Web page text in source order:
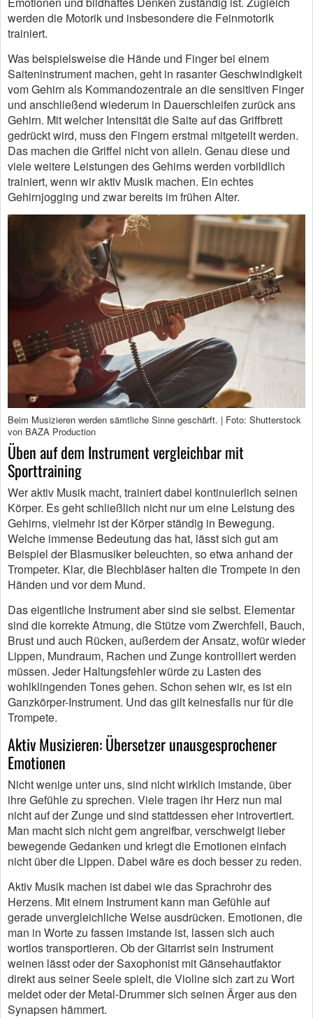
werden die Motorik und insbesondere die Feinmotorik
trainiert.
Was beispielsweise die Hände und Finger bei einem
Saiteninstrument machen, geht in rasanter Geschwindigkeit
vom Gehirn als Kommandozentrale an die sensitiven Finger
und anschließend wiederum in Dauerschleifen zurück ans
Gehirn. Mit welcher Intensität die Saite auf das Griffbrett
gedrückt wird, muss den Fingern erstmal mitgeteilt werden.
Das machen die Griffel nicht von allein. Genau diese und
viele weitere Leistungen des Gehirns werden vorbildlich
trainiert, wenn wir aktiv Musik machen. Ein echtes
Gehirnjogging und zwar bereits im frühen Alter.
Beim Musizieren werden sämtliche Sinne geschärft. | Foto: Shutterstock
von BAZA Production
Üben auf dem Instrument vergleichbar mit
Sporttraining
Wer aktiv Musik macht, trainiert dabei kontinuierlich seinen
Körper. Es geht schließlich nicht nur um eine Leistung des
Gehirns, vielmehr ist der Körper ständig in Bewegung.
Welche immense Bedeutung das hat, lässt sich gut am
Beispiel der Blasmusiker beleuchten, so etwa anhand der
Trompeter. Klar, die Blechbläser halten die Trompete in den
Händen und vor dem Mund.
Das eigentliche Instrument aber sind sie selbst. Elementar
sind die korrekte Atmung, die Stütze vom Zwerchfell, Bauch,
Brust und auch Rücken, außerdem der Ansatz, wofür wieder
Lippen, Mundraum, Rachen und Zunge kontrolliert werden
müssen. Jeder Haltungsfehler würde zu Lasten des
wohlklingenden Tones gehen. Schon sehen wir, es ist ein
Ganzkörper-Instrument. Und das gilt keinesfalls nur für die
Trompete.
Aktiv Musizieren: Übersetzer unausgesprochener
Emotionen
Nicht wenige unter uns, sind nicht wirklich imstande, über
ihre Gefühle zu sprechen. Viele tragen ihr Herz nun mal
nicht auf der Zunge und sind stattdessen eher introvertiert.
Man macht sich nicht gern angreifbar, verschweigt lieber
bewegende Gedanken und kriegt die Emotionen einfach
nicht über die Lippen. Dabei wäre es doch besser zu reden.
Aktiv Musik machen ist dabei wie das Sprachrohr des
Herzens. Mit einem Instrument kann man Gefühle auf
gerade unvergleichliche Weise ausdrücken. Emotionen, die
man in Worte zu fassen imstande ist, lassen sich auch
wortlos transportieren. Ob der Gitarrist sein Instrument
weinen lässt oder der Saxophonist mit Gänsehautfaktor
direkt aus seiner Seele spielt, die Violine sich zart zu Wort
meldet oder der Metal-Drummer sich seinen Ärger aus den
Synapsen hämmert.